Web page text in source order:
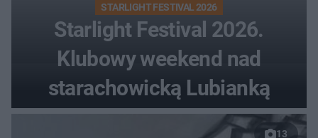
STARLIGHT FESTIVAL 2026
Starlight Festival 2026.
Klubowy weekend nad
starachowicką Lubianką
13